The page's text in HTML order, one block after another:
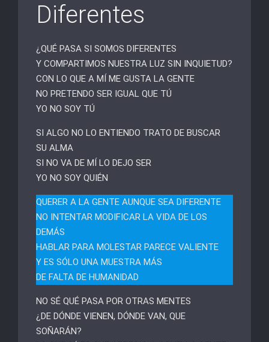
Diferentes
¿QUÉ PASA SI SOMOS DIFERENTES
Y COMPARTIMOS NUESTRA LUZ SIN INQUIETUD?
CON LO QUE A MÍ ME GUSTA LA GENTE
NO PRETENDO SER IGUAL QUE TÚ
YO NO SOY TÚ
SI ALGO NO LO ENTIENDO TRATO DE BUSCAR
SU ALMA
SI NO VA DE MÍ LO DEJO SER
YO NO SOY QUIÉN
QUERER A LA GENTE AUNQUE SEA DIFERENTE
NO INTENTAR MODIFICAR LA VIDA DE LOS
DEMÁS
HABLAR PARA MOLESTAR PARECE VALIENTE
Y ES SÓLO UNA MUESTRA MÁS
DE FALTA DE HUMANIDAD
NO SÉ QUÉ PASA POR OTRAS MENTES
¿DE DÓNDE VIENEN, DÓNDE VAN, QUE
SOÑARÁN?